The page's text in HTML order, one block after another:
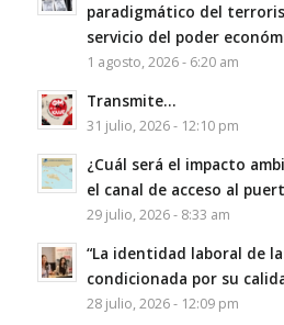
paradigmático del
servicio del poder
1 agosto, 2026 - 6:20 am
Transmite…
31 julio, 2026 - 12:10 pm
¿Cuál será el impacto
el canal de acceso al
29 julio, 2026 - 8:33 am
“La identidad laboral de
condicionada por su
28 julio, 2026 - 12:09 pm